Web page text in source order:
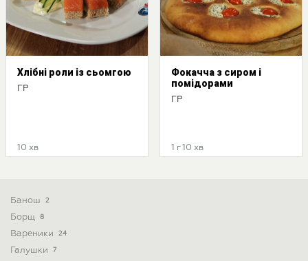
Хлібні роли із сьомгою
ГР
10 хв
Фокачча з сиром і
помідорами
ГР
1 г 10 хв
Банош 2
Борщ 8
Вареники 24
Галушки 7